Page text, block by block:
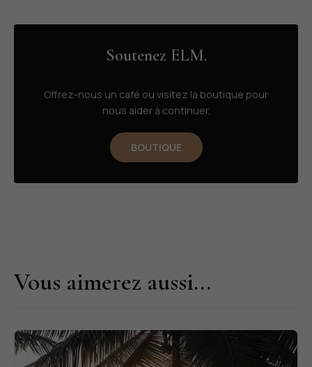
Soutenez ELM.
Offrez-nous un café ou visitez la boutique pour
nous aider à continuer.
BOUTIQUE
Vous aimerez aussi...